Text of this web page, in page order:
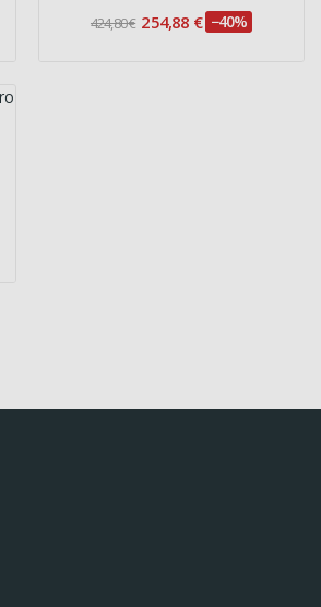
424,80 € 254,88 € −40%